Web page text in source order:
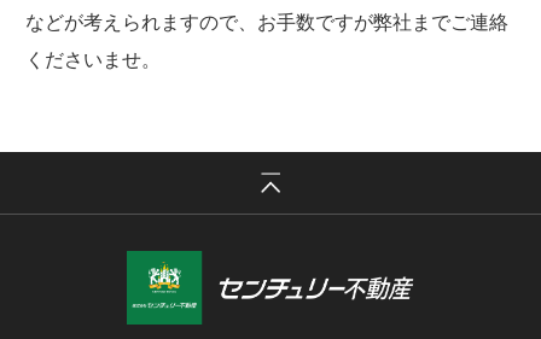
などが考えられますので、お手数ですが弊社までご連絡
くださいませ。